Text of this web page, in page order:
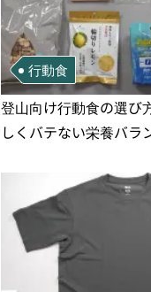
行動食
登山向け行動食の選び
しくバテない栄養バラ